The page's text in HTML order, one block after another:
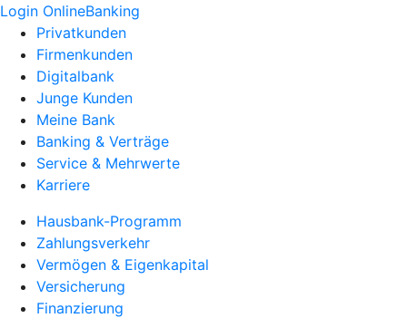
Login OnlineBanking
Privatkunden
Firmenkunden
Digitalbank
Junge Kunden
Meine Bank
Banking & Verträge
Service & Mehrwerte
Karriere
Hausbank-Programm
Zahlungsverkehr
Vermögen & Eigenkapital
Versicherung
Finanzierung